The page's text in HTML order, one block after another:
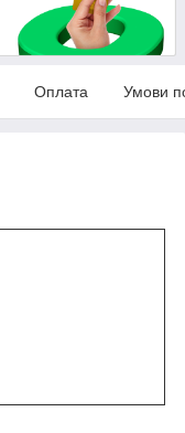
Оплата Умови